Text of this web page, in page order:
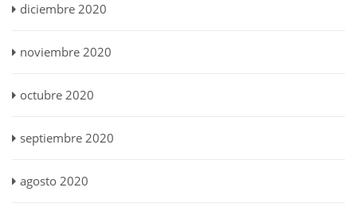
diciembre 2020
noviembre 2020
octubre 2020
septiembre 2020
agosto 2020